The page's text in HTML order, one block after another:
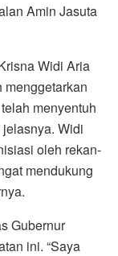
Amin Jasuta
Widi Aria
menggetarkan
menyentuh
jelasnya. Widi
oleh rekan-
mendukung
Gubernur
ini. “Saya